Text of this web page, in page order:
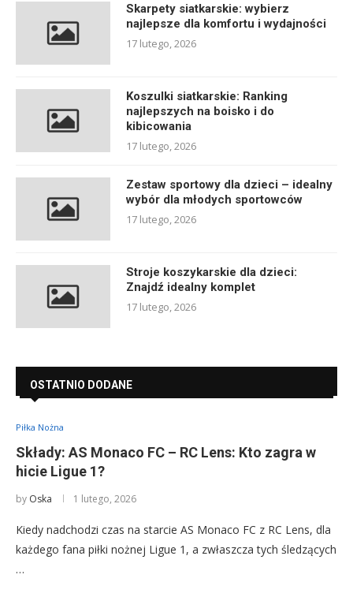
Skarpety siatkarskie: wybierz
najlepsze dla komfortu i wydajności
17 lutego, 2026
Koszulki siatkarskie: Ranking
najlepszych na boisko i do
kibicowania
17 lutego, 2026
Zestaw sportowy dla dzieci – idealny
wybór dla młodych sportowców
17 lutego, 2026
Stroje koszykarskie dla dzieci:
Znajdź idealny komplet
17 lutego, 2026
OSTATNIO DODANE
Piłka Nożna
Składy: AS Monaco FC – RC Lens: Kto zagra w
hicie Ligue 1?
by Oska 1 lutego, 2026
Kiedy nadchodzi czas na starcie AS Monaco FC z RC Lens, dla
każdego fana piłki nożnej Ligue 1, a zwłaszcza tych śledzących
…